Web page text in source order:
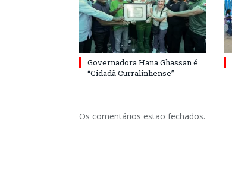
Governadora Hana Ghassan é
“Cidadã Curralinhense”
Os comentários estão fechados.